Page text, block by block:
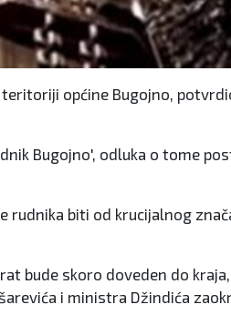
općine Bugojno,
Bugojno', odluka o tome
rudnika biti od krucijalnog
bude skoro doveden do
i ministra Džindića